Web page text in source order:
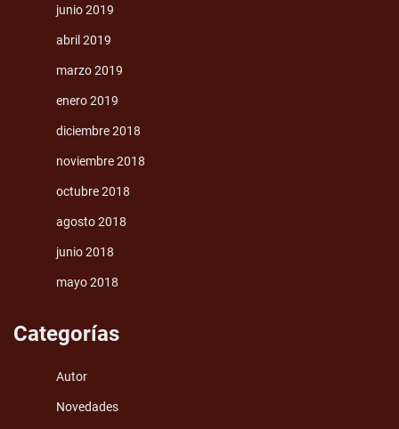
junio 2019
abril 2019
marzo 2019
enero 2019
diciembre 2018
noviembre 2018
octubre 2018
agosto 2018
junio 2018
mayo 2018
Categorías
Autor
Novedades